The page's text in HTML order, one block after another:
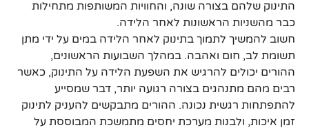
התינוק שלהם בצורה שונה, והחוויות המשותפות מתחילות
כבר מהשניות הראשונות לאחר הלידה.
חשוב להמשיך לתמוך בתינוק לאחר הלידה במים על ידי מתן
תשומת לב, חום ואהבה. במהלך השבועות הראשונים,
ההורים יכולים להרגיש את השפעת הלידה על התינוק, כאשר
רבים מהם מתנהגים בצורה רגועה יותר, דבר שמסייע
להתפתחות רגשית נכונה. ההורים מתבקשים להעניק לתינוק
זמן איכות, ולבנות מערכת יחסים מתמשכת המבוססת על